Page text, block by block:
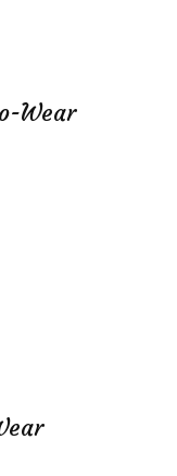
Wear